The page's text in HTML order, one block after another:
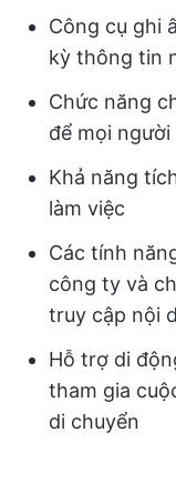
Công cụ ghi
kỳ thông tin
Chức năng
để mọi
Khả năng
làm việc
Các tính
công ty và
truy cập nội
Hỗ trợ di
tham gia
di chuyển